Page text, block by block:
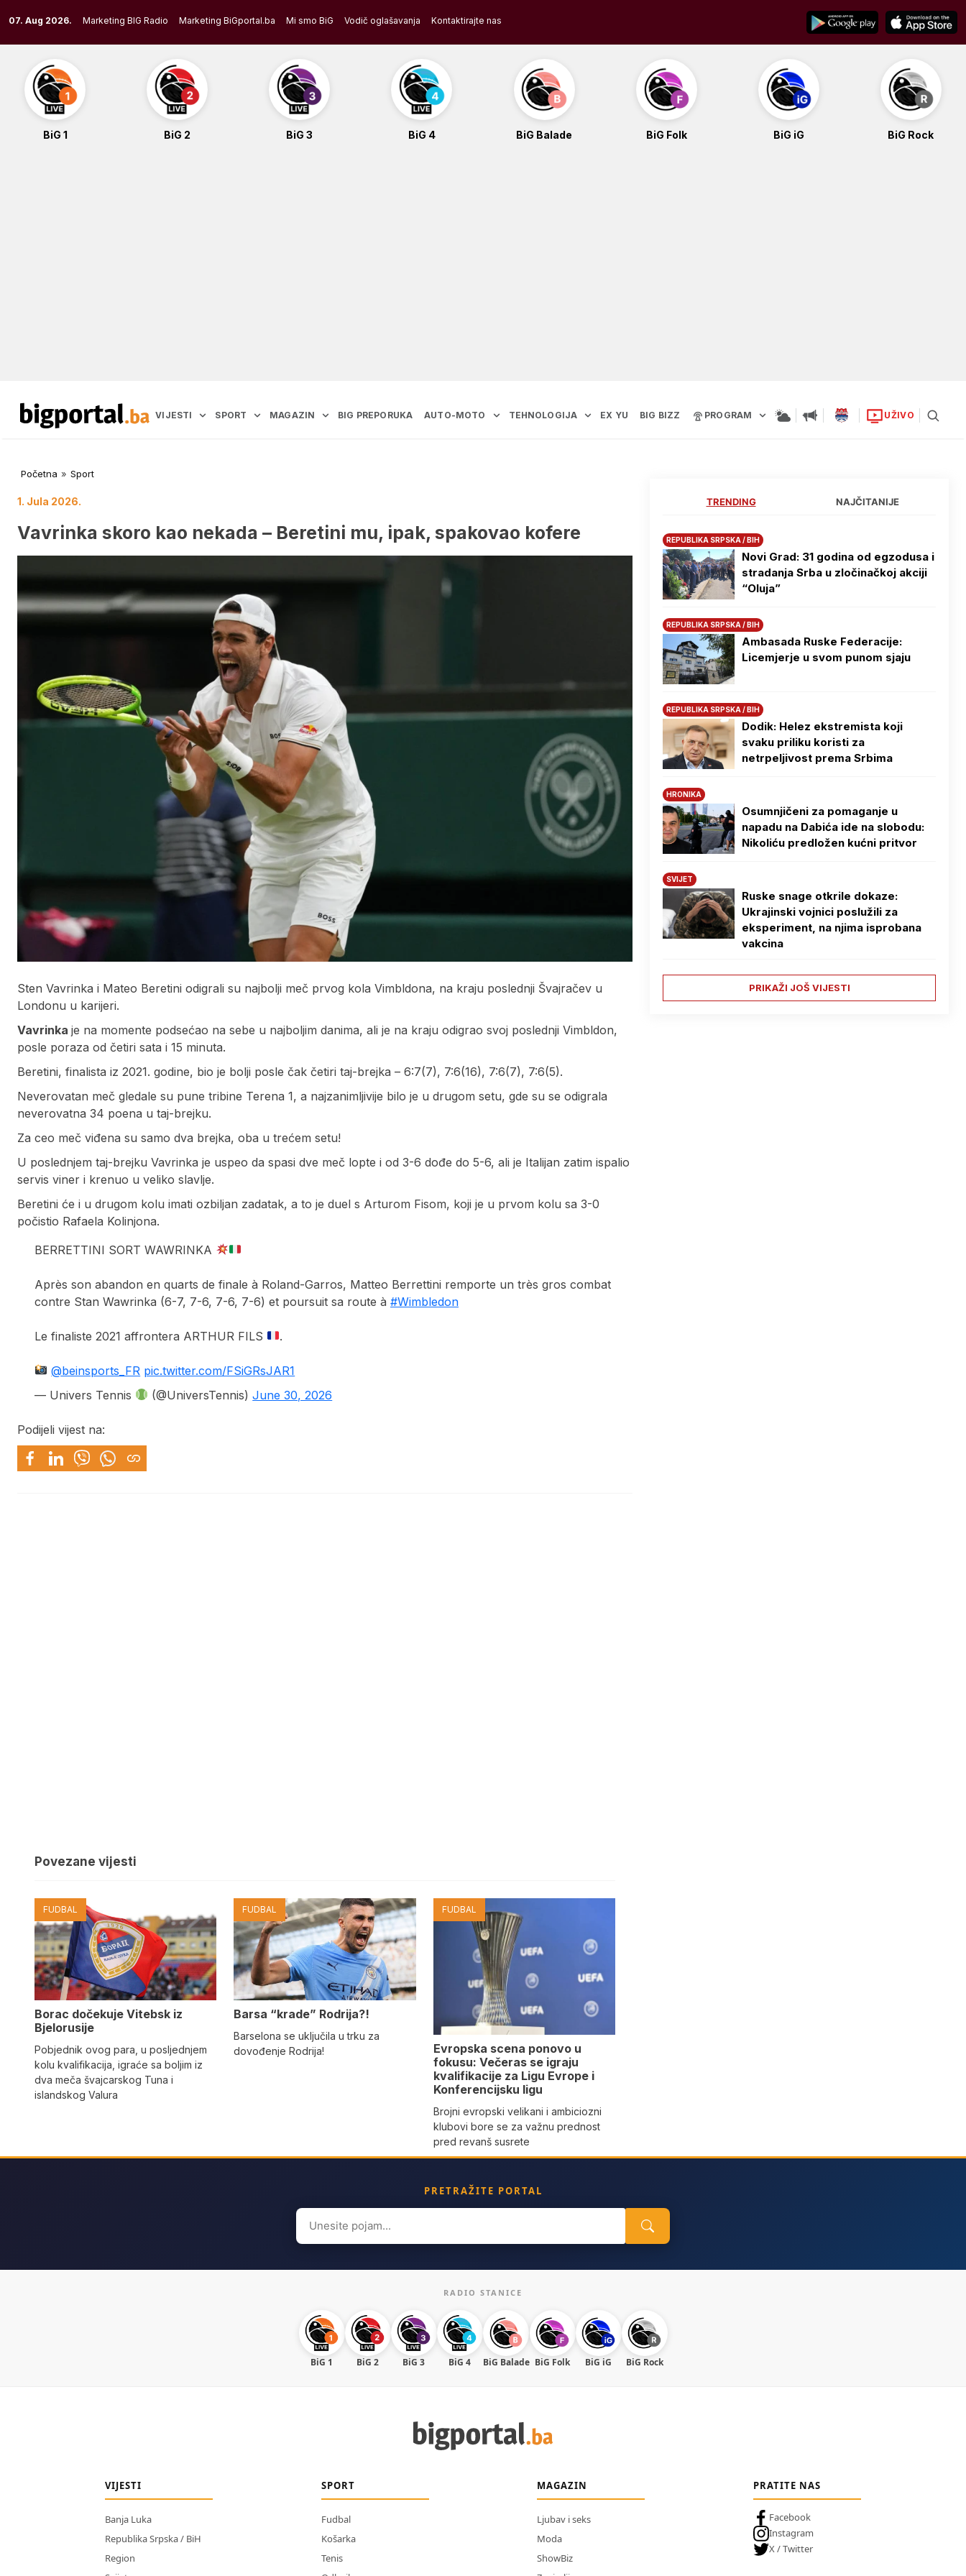
to
content
07. Aug 2026. Marketing BIG Radio Marketing BiGportal.ba Mi smo BiG Vodič oglašavanja Kontaktirajte nas
BiG 1 BiG 2 BiG 3 BiG 4 BiG Balade BiG Folk BiG iG BiG Rock
VIJESTI SPORT MAGAZIN BIG PREPORUKA AUTO-MOTO TEHNOLOGIJA EX YU BIG BIZZ PROGRAM UŽIVO
Početna » Sport
1. Jula 2026.
Vavrinka skoro kao nekada – Beretini mu, ipak, spakovao kofere
Sten Vavrinka i Mateo Beretini odigrali su najbolji meč prvog kola Vimbldona, na kraju poslednji Švajračev u
Londonu u karijeri.
Vavrinka je na momente podsećao na sebe u najboljim danima, ali je na kraju odigrao svoj poslednji Vimbldon,
posle poraza od četiri sata i 15 minuta.
Beretini, finalista iz 2021. godine, bio je bolji posle čak četiri taj-brejka – 6:7(7), 7:6(16), 7:6(7), 7:6(5).
Neverovatan meč gledale su pune tribine Terena 1, a najzanimljivije bilo je u drugom setu, gde su se odigrala
neverovatna 34 poena u taj-brejku.
Za ceo meč viđena su samo dva brejka, oba u trećem setu!
U poslednjem taj-brejku Vavrinka je uspeo da spasi dve meč lopte i od 3-6 dođe do 5-6, ali je Italijan zatim ispalio
servis viner i krenuo u veliko slavlje.
Beretini će i u drugom kolu imati ozbiljan zadatak, a to je duel s Arturom Fisom, koji je u prvom kolu sa 3-0
počistio Rafaela Kolinjona.
BERRETTINI SORT WAWRINKA
Après son abandon en quarts de finale à Roland-Garros, Matteo Berrettini remporte un très gros combat
contre Stan Wawrinka (6-7, 7-6, 7-6, 7-6) et poursuit sa route à #Wimbledon
Le finaliste 2021 affrontera ARTHUR FILS .
@beinsports_FR pic.twitter.com/FSiGRsJAR1
— Univers Tennis
(@UniversTennis)June 30, 2026
Podijeli vijest na:
Povezane vijesti
FUDBAL
Borac dočekuje Vitebsk iz
Bjelorusije
Pobjednik ovog para, u posljednjem
kolu kvalifikacija, igraće sa boljim iz
dva meča švajcarskog Tuna i
islandskog Valura
FUDBAL
Barsa “krade” Rodrija?!
Barselona se uključila u trku za
dovođenje Rodrija!
FUDBAL
Evropska scena ponovo u
fokusu: Večeras se igraju
kvalifikacije za Ligu Evrope i
Konferencijsku ligu
Brojni evropski velikani i ambiciozni
klubovi bore se za važnu prednost
pred revanš susrete
TRENDING NAJČITANIJE
REPUBLIKA SRPSKA / BIH
Novi Grad: 31 godina od egzodusa i
stradanja Srba u zločinačkoj akciji
“Oluja”
REPUBLIKA SRPSKA / BIH
Ambasada Ruske Federacije:
Licemjerje u svom punom sjaju
REPUBLIKA SRPSKA / BIH
Dodik: Helez ekstremista koji
svaku priliku koristi za
netrpeljivost prema Srbima
HRONIKA
Osumnjičeni za pomaganje u
napadu na Dabića ide na slobodu:
Nikoliću predložen kućni pritvor
SVIJET
Ruske snage otkrile dokaze:
Ukrajinski vojnici poslužili za
eksperiment, na njima isprobana
vakcina
PRIKAŽI JOŠ VIJESTI
PRETRAŽITE PORTAL
Search
for:
RADIO STANICE
BiG 1 BiG 2 BiG 3 BiG 4 BiG Balade BiG Folk BiG iG BiG Rock
VIJESTI
Banja Luka
Republika Srpska / BiH
Region
SPORT
Fudbal
Košarka
Tenis
MAGAZIN
Ljubav i seks
Moda
ShowBiz
PRATITE NAS
Facebook
Instagram
X / Twitter